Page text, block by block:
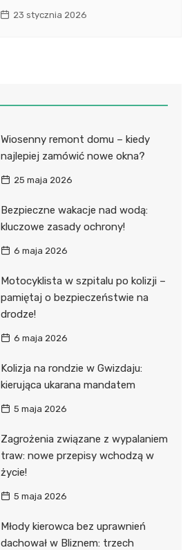
23 stycznia 2026
Wiosenny remont domu – kiedy
najlepiej zamówić nowe okna?
25 maja 2026
Bezpieczne wakacje nad wodą:
kluczowe zasady ochrony!
6 maja 2026
Motocyklista w szpitalu po kolizji –
pamiętaj o bezpieczeństwie na
drodze!
6 maja 2026
Kolizja na rondzie w Gwizdaju:
kierująca ukarana mandatem
5 maja 2026
Zagrożenia związane z wypalaniem
traw: nowe przepisy wchodzą w
życie!
5 maja 2026
Młody kierowca bez uprawnień
dachował w Bliznem: trzech